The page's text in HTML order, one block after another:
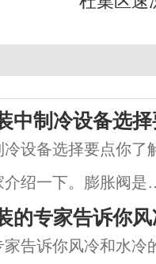
中制冷设备选
设备选择要点你了
绍一下。膨胀阀是
关重要。毫不夸张
地工作起着决定性的
的专家告诉你
告诉你风冷和水冷